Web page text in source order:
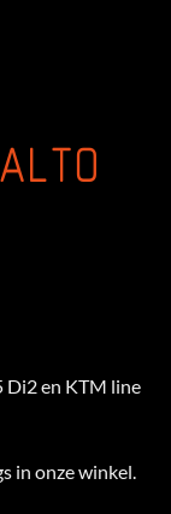
Di2 en KTM line
in onze winkel.